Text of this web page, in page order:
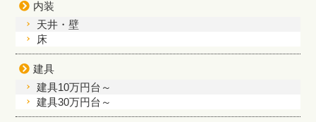
内装
天井・壁
床
建具
建具10万円台～
建具30万円台～